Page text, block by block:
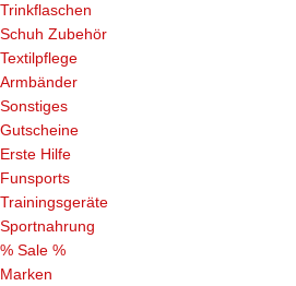
Trinkflaschen
Schuh Zubehör
Textilpflege
Armbänder
Sonstiges
Gutscheine
Erste Hilfe
Funsports
Trainingsgeräte
Sportnahrung
% Sale %
Marken